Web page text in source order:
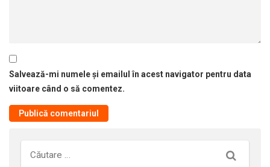
Salvează-mi numele și emailul în acest navigator pentru data
viitoare când o să comentez.
Căutare